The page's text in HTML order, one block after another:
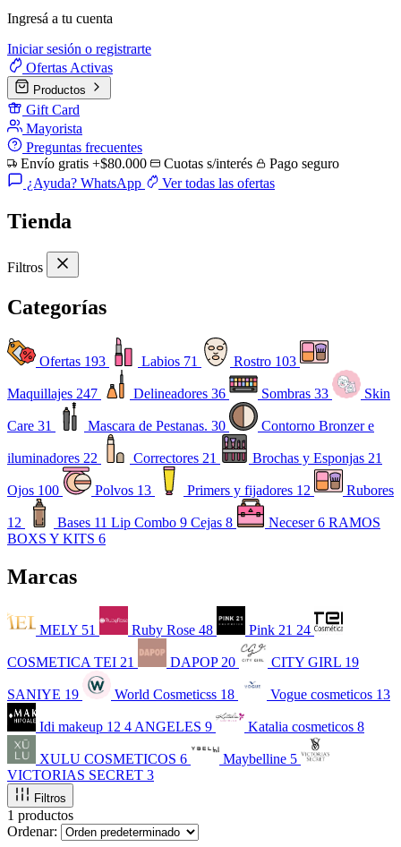
Ingresá a tu cuenta
Iniciar sesión o registrarte
Ofertas Activas
Productos
Gift Card
Mayorista
Preguntas frecuentes
Envío gratis +$80.000
Cuotas s/interés
Pago seguro
¿Ayuda? WhatsApp
Ver todas las ofertas
Tienda
Filtros
Categorías
Ofertas 193 Labios 71 Rostro 103
Maquillajes 247 Delineadores 36 Sombras 33 Skin
Care 31 Mascara de Pestanas. 30 Contorno Bronzer e
iluminadores 22 Correctores 21 Brochas y Esponjas 21
Ojos 100 Polvos 13 Primers y fijadores 12 Rubores
12 Bases 11 Lip Combo 9 Cejas 8 Neceser 6 RAMOS
BOXS Y KITS 6
Marcas
MELY 51 Ruby Rose 48 Pink 21 24
COSMETICA TEI 21 DAPOP 20 CITY GIRL 19
SANIYE 19 World Cosmeticss 18 Vogue cosmeticos 13
Idi makeup 12 4 ANGELES 9 Katalia cosmeticos 8
XULU COSMETICOS 6 Maybelline 5
VICTORIAS SECRET 3
Filtros
1 productos
Ordenar: